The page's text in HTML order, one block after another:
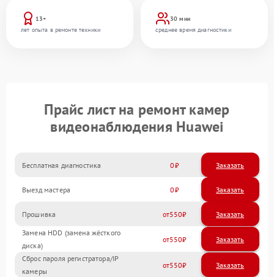
13+
лет опыта в ремонте техники
30 мин
среднее время диагностики
Прайс лист на ремонт камер
видеонаблюдения Huawei
Бесплатная диагностика 0 Заказать
Выезд мастера 0 Заказать
Прошивка 550
Замена HDD (замена жёсткого
диска)
550
Сброс пароля регистратора/IP
камеры
550